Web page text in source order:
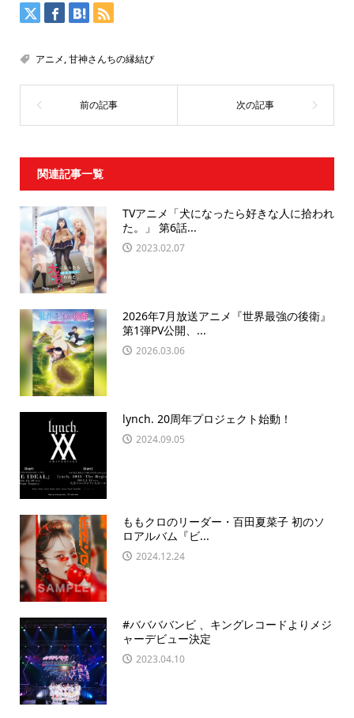
アニメ,甘神さんちの縁結び
関連記事一覧
TVアニメ「犬になったら好きな人に拾われ
た。」 第6話...
2023.02.07
2026年7月放送アニメ『世界最強の後衛』
第1弾PV公開、...
2026.03.06
lynch. 20周年プロジェクト始動！
2024.09.05
ももクロのリーダー・百田夏菜子 初のソ
ロアルバム『ビ...
2024.12.24
#ババババンビ 、キングレコードよりメジ
ャーデビュー決定
2023.04.10